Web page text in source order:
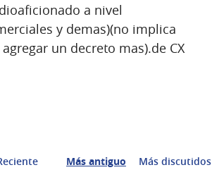
a nivel
y demas)(no implica
un decreto mas).de CX
Más antiguo Más discutidos